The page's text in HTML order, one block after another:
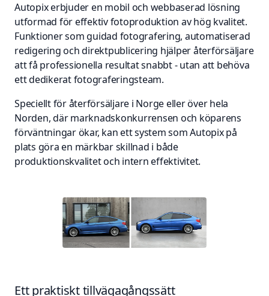
Autopix erbjuder en mobil och webbaserad lösning
utformad för effektiv fotoproduktion av hög kvalitet.
Funktioner som guidad fotografering, automatiserad
redigering och direktpublicering hjälper återförsäljare
att få professionella resultat snabbt - utan att behöva
ett dedikerat fotograferingsteam.
Speciellt för återförsäljare i Norge eller över hela
Norden, där marknadskonkurrensen och köparens
förväntningar ökar, kan ett system som Autopix på
plats göra en märkbar skillnad i både
produktionskvalitet och intern effektivitet.
Ett praktiskt tillvägagångssätt